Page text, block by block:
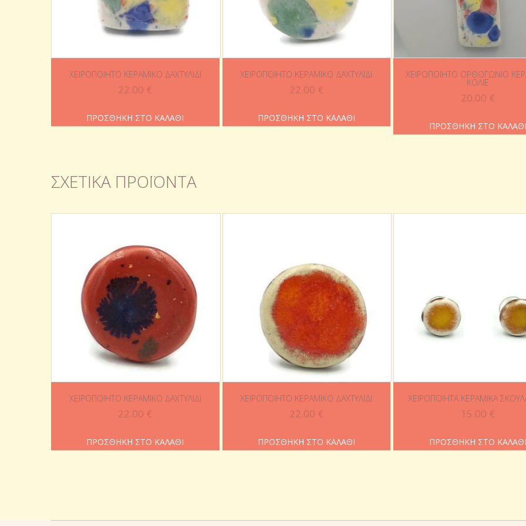
ΧΕΙΡΟΠΟΊΗΤΟ ΚΕΡΑΜΙΚΌ ΔΑΧΤΥΛΊΔΙ
22.00 €
ΠΡΟΣΘΉΚΗ ΣΤΟ ΚΑΛΆΘΙ
ΧΕΙΡΟΠΟΊΗΤΟ ΚΕΡΑΜΙΚΌ ΔΑΧΤΥΛΊΔΙ
22.00 €
ΠΡΟΣΘΉΚΗ ΣΤΟ ΚΑΛΆΘΙ
ΧΕΙΡΟΠΟΊΗΤΟ ΟΡΘΟΓΏΝΙΟ
ΚΟΛΙΈ
20.00 €
ΠΡΟΣΘΉΚΗ ΣΤΟ ΚΑΛΆΘΙ
ΣΧΕΤΙΚΆ ΠΡΟΪΌΝΤΑ
ΧΕΙΡΟΠΟΊΗΤΟ ΚΕΡΑΜΙΚΌ ΔΑΧΤΥΛΊΔΙ
22.00 €
ΠΡΟΣΘΉΚΗ ΣΤΟ ΚΑΛΆΘΙ
ΧΕΙΡΟΠΟΊΗΤΟ ΚΕΡΑΜΙΚΌ ΔΑΧΤΥΛΊΔΙ
22.00 €
ΠΡΟΣΘΉΚΗ ΣΤΟ ΚΑΛΆΘΙ
ΧΕΙΡΟΠΟΊΗΤΑ ΚΕΡΑΜΙΚΆ
15.00 €
ΠΡΟΣΘΉΚΗ ΣΤΟ ΚΑΛΆΘΙ